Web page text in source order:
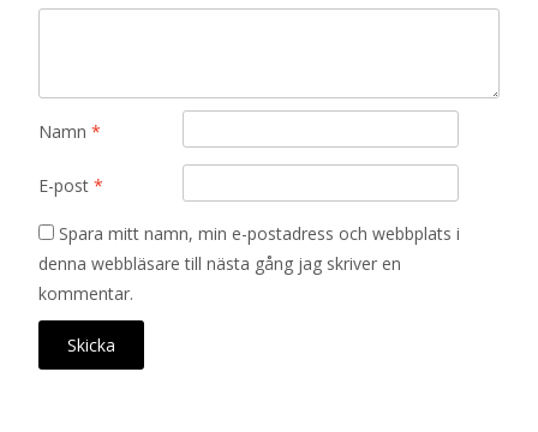
Namn *
E-post *
Spara mitt namn, min e-postadress och webbplats i
denna webbläsare till nästa gång jag skriver en
kommentar.